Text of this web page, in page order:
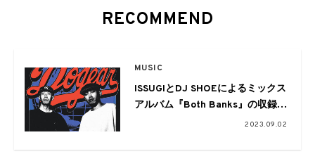
RECOMMEND
MUSIC
ISSUGIとDJ SHOEによるミックス
アルバム『Both Banks』の収録曲
をGQがリミックスしたEP『Both
完全限定プレスのCDも限定販売
2023.09.02